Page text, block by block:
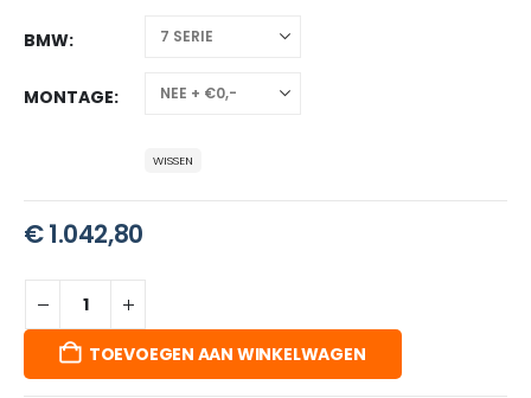
BMW
MONTAGE
WISSEN
€1.042,80
TOEVOEGEN AAN WINKELWAGEN